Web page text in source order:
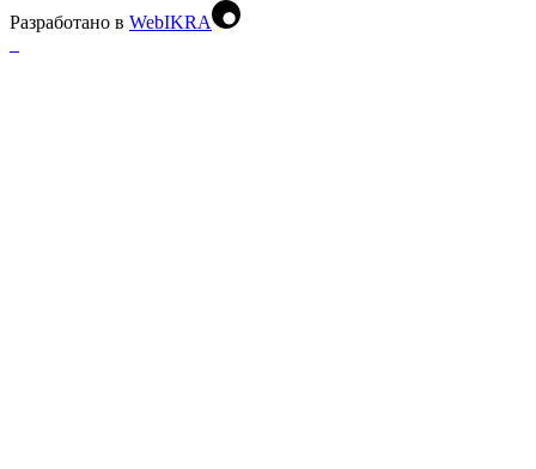
Разработано в WebIKRA